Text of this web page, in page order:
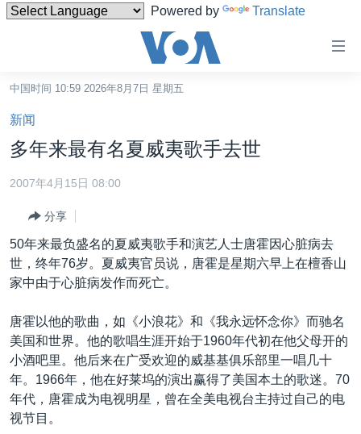
Powered by Translate
碍
链
接
跳
转
容
跳
转
导
航
检
港澳
国际
最新国际新闻
中东
欧洲
非洲
美洲
分类新闻
人权·法律·宗教
科教·文娱·体健
军事
劳工
热点专题
白宫要闻
国会报道
美中关系
VOA视频
VOA今日焦点
中文广播
中国时间 10:59 2026年8月7日 星期五
新闻
多年来最有名夏威夷歌手去世
2007年4月15日 08:00
分享
50年来最负盛名的夏威夷歌手和演艺人士唐霍因心脏病去
世，终年76岁。夏威夷官员说，唐霍是星期六早上在檀香山
家中由于心脏病发作而死亡。
唐霍以他的歌曲，如《小浪花》和《我永远怀念你》而驰名
美国和世界。他的歌唱生涯开始于1960年代初在他父母开的
小酒吧里。他后来在广受欢迎的威基基俱乐部里一唱几十
年。1966年，他在好莱坞的演出赢得了美国本土的歌迷。70
年代，唐霍成为电视明星，曾在全美电视台主持过自己的电
视节目。